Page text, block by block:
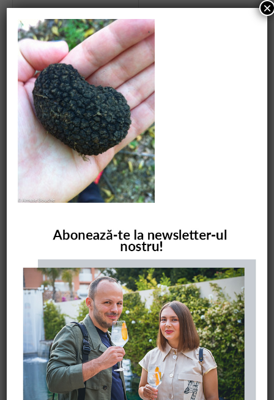
Salvează-mi numele, emailul și site-ul web în acest
navigator pentru data viitoare când o să comentez.
COMANDĂ CARTEA NOASTRĂ
×